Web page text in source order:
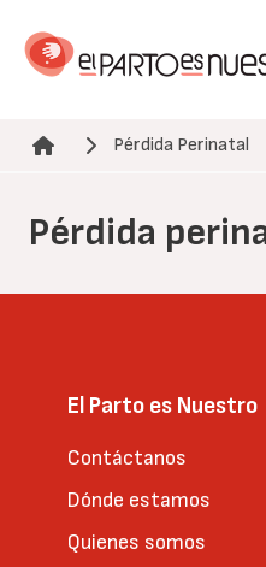
contenido
Ruta de navegación
Pérdida Perinatal
Pérdida
El Parto es Nuestro
Contáctanos
Dónde estamos
Quienes somos